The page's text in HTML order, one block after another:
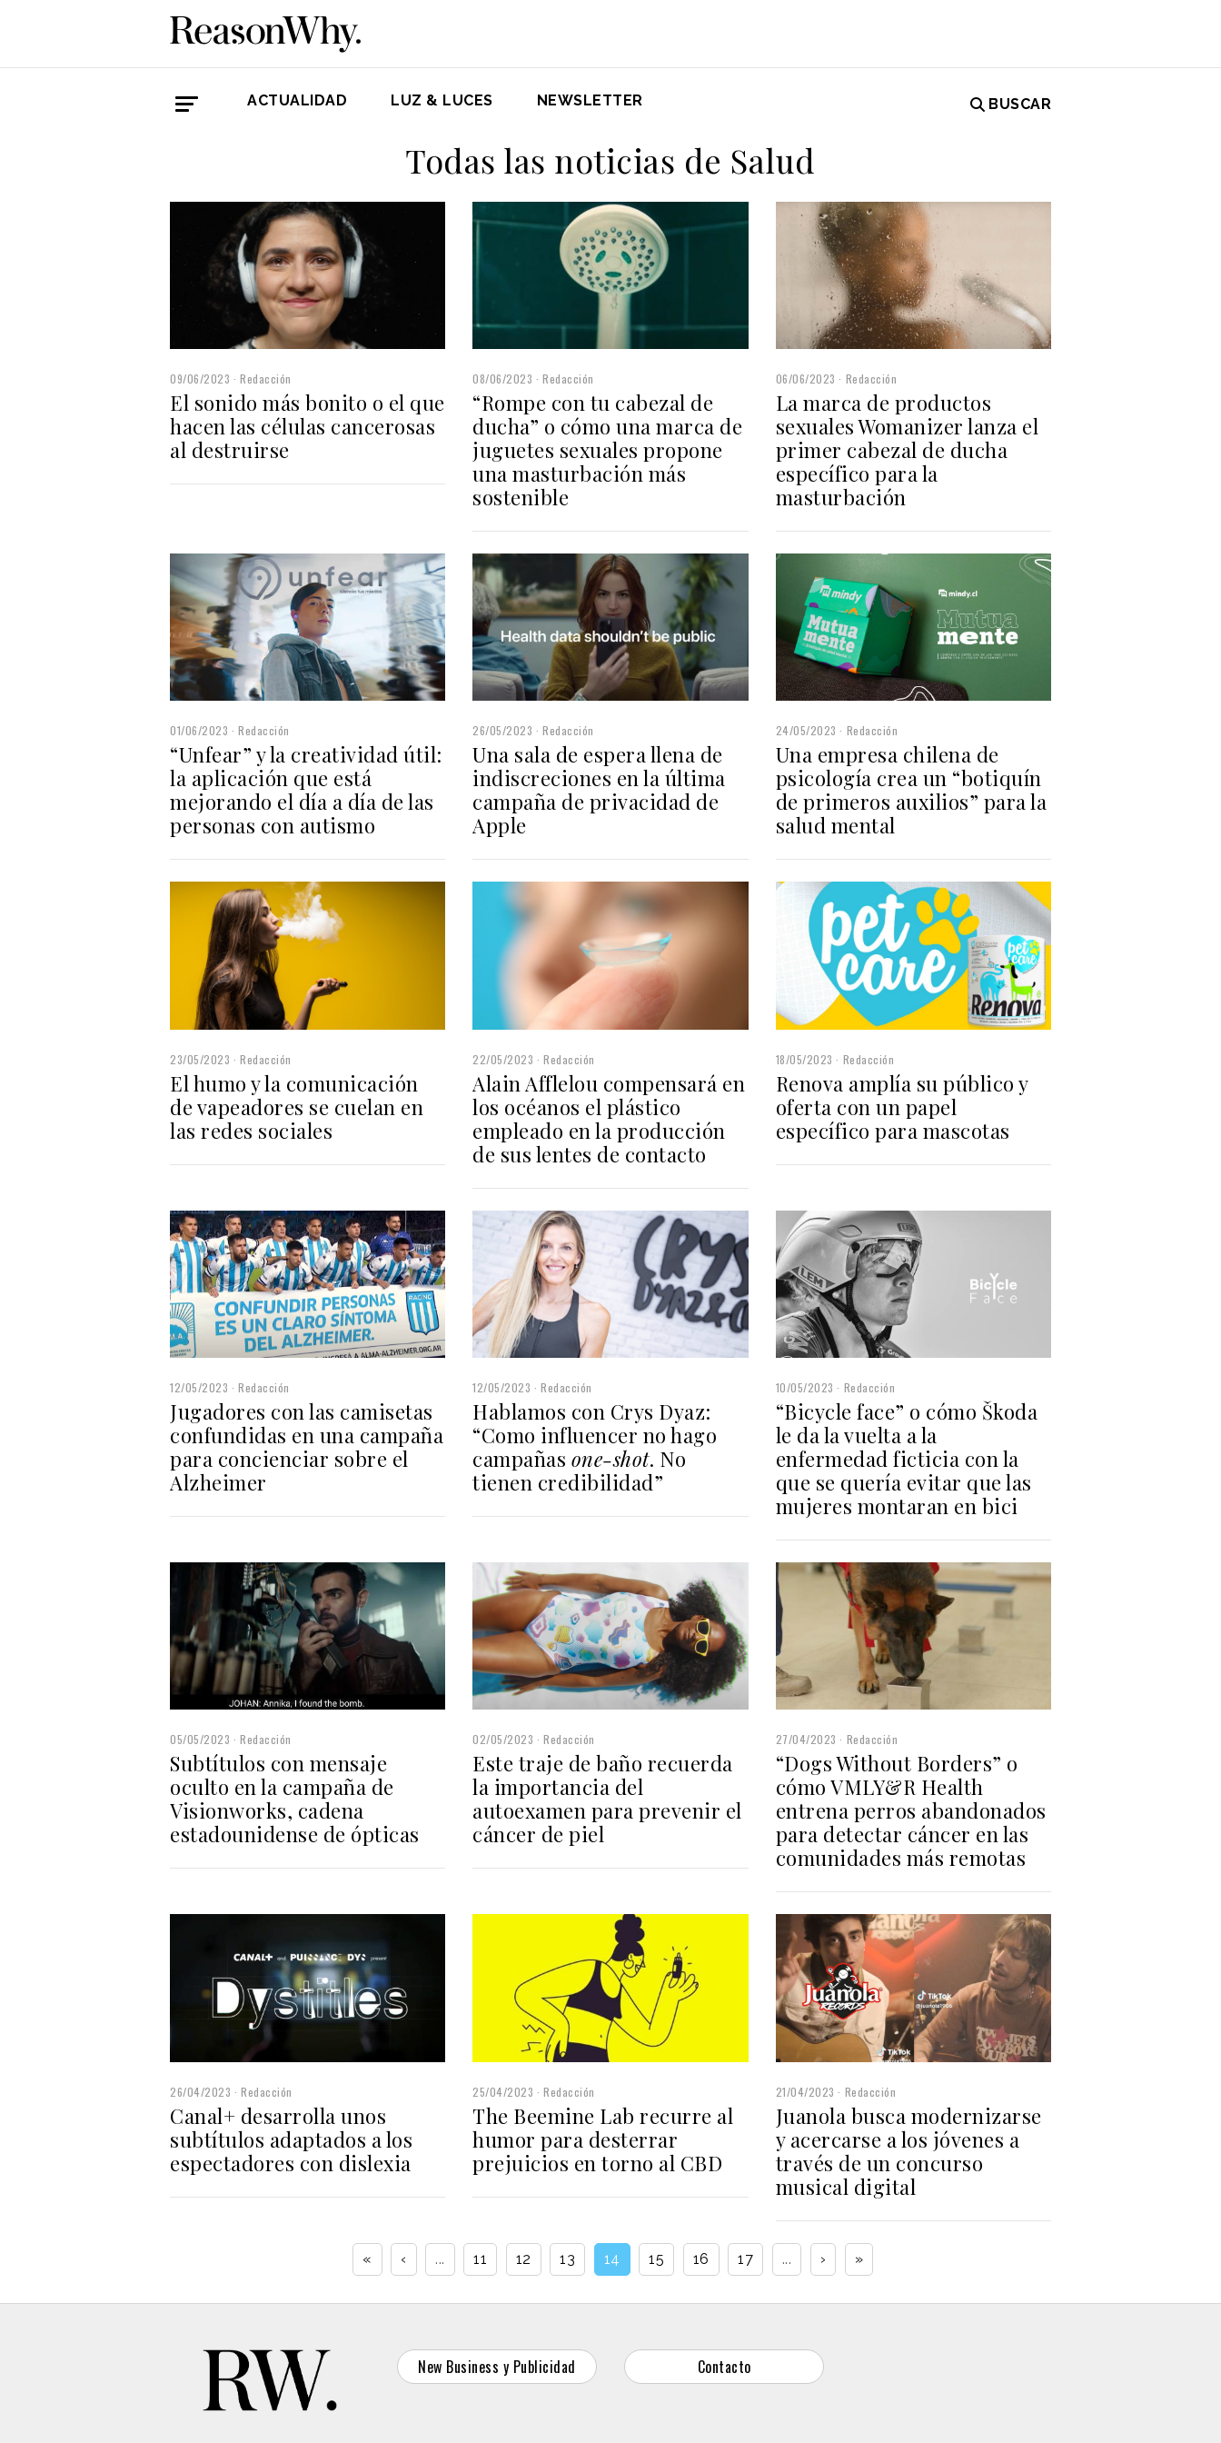
ACTUALIDAD LUZ & LUCES NEWSLETTER BUSCAR
Todas las noticias de Salud
09/06/2023 Redacción
El sonido más bonito o el que
hacen las células cancerosas
al destruirse
08/06/2023 Redacción
“Rompe con tu cabezal de
ducha” o cómo una marca de
juguetes sexuales propone
una masturbación más
sostenible
06/06/2023 Redacción
La marca de productos
sexuales Womanizer lanza el
primer cabezal de ducha
específico para la
masturbación
01/06/2023 Redacción
“Unfear” y la creatividad útil:
la aplicación que está
mejorando el día a día de las
personas con autismo
26/05/2023 Redacción
Una sala de espera llena de
indiscreciones en la última
campaña de privacidad de
Apple
24/05/2023 Redacción
Una empresa chilena de
psicología crea un “botiquín
de primeros auxilios” para la
salud mental
23/05/2023 Redacción
El humo y la comunicación
de vapeadores se cuelan en
las redes sociales
22/05/2023 Redacción
Alain Afflelou compensará en
los océanos el plástico
empleado en la producción
de sus lentes de contacto
18/05/2023 Redacción
Renova amplía su público y
oferta con un papel
específico para mascotas
12/05/2023 Redacción
Jugadores con las camisetas
confundidas en una campaña
para concienciar sobre el
Alzheimer
12/05/2023 Redacción
Hablamos con Crys Dyaz:
“Como influencer no hago
campañas one-shot. No
tienen credibilidad”
10/05/2023 Redacción
“Bicycle face” o cómo Škoda
le da la vuelta a la
enfermedad ficticia con la
que se quería evitar que las
mujeres montaran en bici
05/05/2023 Redacción
Subtítulos con mensaje
oculto en la campaña de
Visionworks, cadena
estadounidense de ópticas
02/05/2023 Redacción
Este traje de baño recuerda
la importancia del
autoexamen para prevenir el
cáncer de piel
27/04/2023 Redacción
“Dogs Without Borders” o
cómo VMLY&R Health
entrena perros abandonados
para detectar cáncer en las
comunidades más remotas
26/04/2023 Redacción
Canal+ desarrolla unos
subtítulos adaptados a los
espectadores con dislexia
25/04/2023 Redacción
The Beemine Lab recurre al
humor para desterrar
prejuicios en torno al CBD
21/04/2023 Redacción
Juanola busca modernizarse
y acercarse a los jóvenes a
través de un concurso
musical digital
« ‹ ... 11 12 13 14 15 16 17 ... › »
New Business y Publicidad Contacto